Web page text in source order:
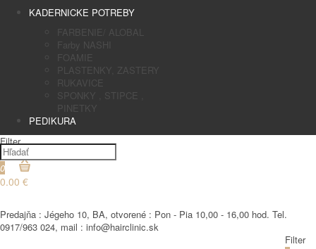
KADERNICKE POTREBY
FARBENIE/ ALOBAL
Farby NASHI
FOAMIE
PLASTENKY, ZASTERY
RUKAVICE
SPONKY , STIPCE ,
PINETKY
PEDIKURA
Filter
0
0.00 €
Predajňa : Jégeho 10, BA, otvorené : Pon - Pia 10,00 - 16,00 hod. Tel.
0917/963 024, mail : info@hairclinic.sk
Filter